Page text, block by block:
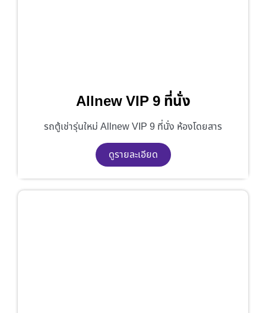
Allnew VIP 9 ที่นั่ง
รถตู้เช่ารุ่นใหม่ Allnew VIP 9 ที่นั่ง ห้องโดยสาร
ดูรายละเอียด